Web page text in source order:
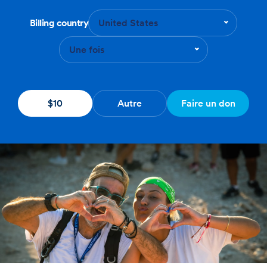
Billing country United States
Une fois
$10 Autre Faire un don